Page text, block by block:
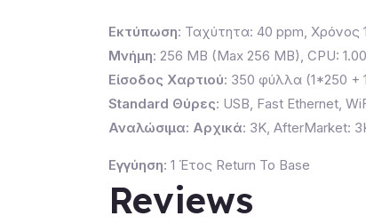
γραμμών
quantity
Εκτύπωση: Ταχύτητα: 40 ppm, Χρόνος
Μνήμη: 256 MB (Max 256 MB), CPU:
Είσοδος Χαρτιού: 350 φύλλα (1*250 +
Standard Θύρες: USB, Fast Ethernet,
Αναλώσιμα: Αρχικά: 3K, AfterMarket:
Εγγύηση: 1 Έτος Return To Base
Reviews